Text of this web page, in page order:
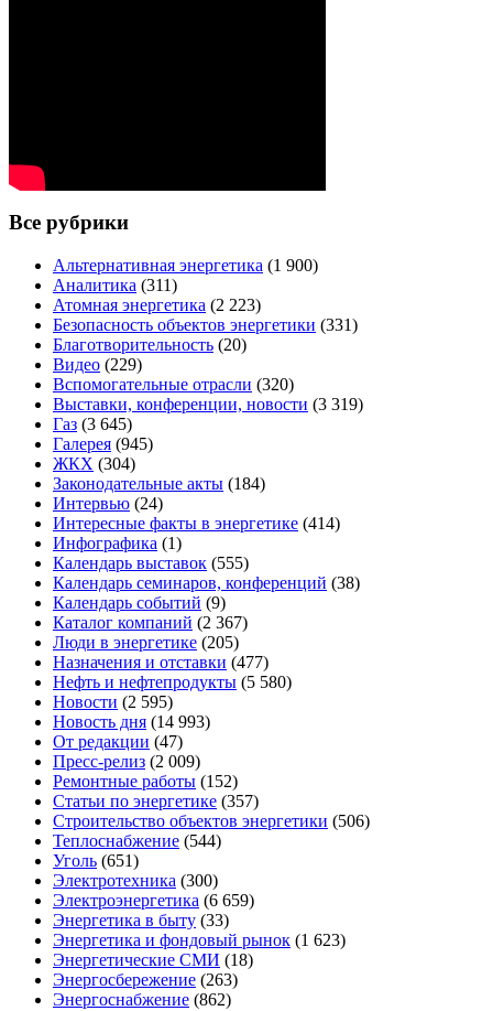
Все рубрики
Альтернативная энергетика (1 900)
Аналитика (311)
Атомная энергетика (2 223)
Безопасность объектов энергетики (331)
Благотворительность (20)
Видео (229)
Вспомогательные отрасли (320)
Выставки, конференции, новости (3 319)
Газ (3 645)
Галерея (945)
ЖКХ (304)
Законодательные акты (184)
Интервью (24)
Интересные факты в энергетике (414)
Инфографика (1)
Календарь выставок (555)
Календарь семинаров, конференций (38)
Календарь событий (9)
Каталог компаний (2 367)
Люди в энергетике (205)
Назначения и отставки (477)
Нефть и нефтепродукты (5 580)
Новости (2 595)
Новость дня (14 993)
От редакции (47)
Пресс-релиз (2 009)
Ремонтные работы (152)
Статьи по энергетике (357)
Строительство объектов энергетики (506)
Теплоснабжение (544)
Уголь (651)
Электротехника (300)
Электроэнергетика (6 659)
Энергетика в быту (33)
Энергетика и фондовый рынок (1 623)
Энергетические СМИ (18)
Энергосбережение (263)
Энергоснабжение (862)